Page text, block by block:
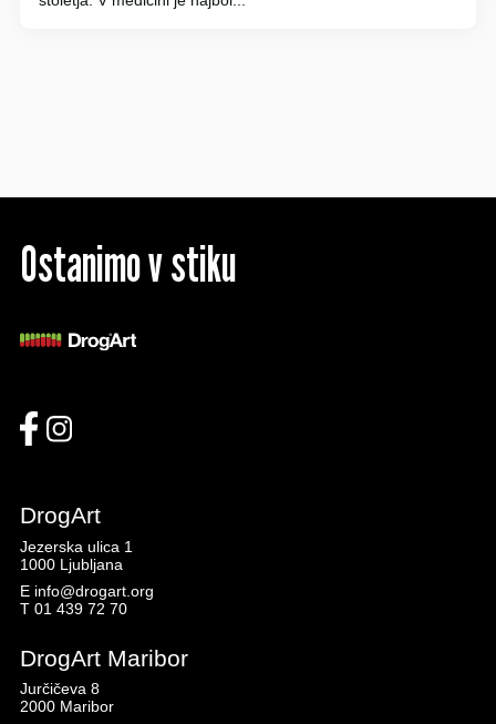
Ostanimo v stiku
DrogArt
Jezerska ulica 1
1000 Ljubljana
E info@drogart.org
T 01 439 72 70
DrogArt Maribor
Jurčičeva 8
2000 Maribor